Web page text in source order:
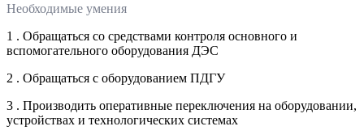
Необходимые умения
1 . Обращаться со средствами контроля основного и
вспомогательного оборудования ДЭС
2 . Обращаться с оборудованием ПДГУ
3 . Производить оперативные переключения на оборудовании,
устройствах и технологических системах